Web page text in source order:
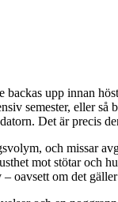
backas upp innan
semester, eller
Det är precis
och missar
mot stötar och
oavsett om det